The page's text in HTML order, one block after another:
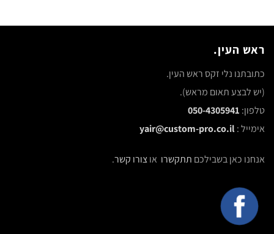
ראש העין.
כתובתנו נלי זקס ראש העין.
(יש לבצע תאום מראש).
טלפון: 050-4305941
אימייל :yair@custom-pro.co.il
אנחנו כאן בשבילכם תתקשרו אוצורו קשר.